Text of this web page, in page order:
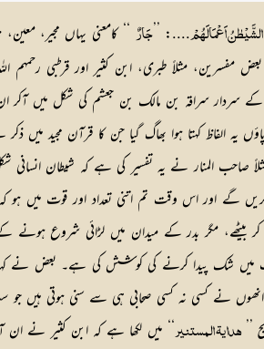
الشَّيْطٰنُ اَعْمَالَهُمْ....: ’’جَارٌ ‘‘ کامعنی یہاں مجیر،
مفسرین، مثلاً طبری، ابن کثیر اور قرطبی
سراقہ بن مالک بن جعشم کی شکل میں آکر ان
پاؤں یہ الفاظ کہتا ہوا بھاگ گیا جن کا قرآن مجید میں
صاحب المنار نے یہ تفسیر کی ہے کہ شیطان انسانی
گے اور اس وقت تم اتنی تعداد اور قوت میں
کر بیٹھے، مگر بدر کے میدان میں لڑائی
میں شک پیدا کرنے کی کوشش کی ہے۔ بعض نے کہا
انھوں نے کسی نہ کسی صحابی ہی سے سنی ہوتی ہیں جو
’’هداية المستنير
‘‘ میں لکھا ہے کہ ابن کثیر